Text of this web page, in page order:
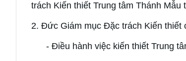
trách Kiến thiết Trung tâm Thánh Mẫu
2. Đức Giám mục Đặc trách Kiến thiết
- Điều hành việc kiến thiết Trung